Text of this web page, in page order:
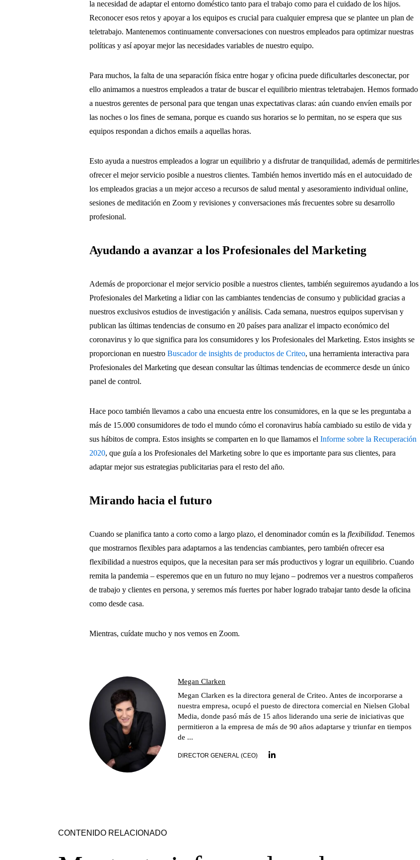
la necesidad de adaptar el entorno doméstico tanto para el trabajo como para el cuidado de los hijos.
Reconocer esos retos y apoyar a los equipos es crucial para cualquier empresa que se plantee un plan de
teletrabajo. Mantenemos continuamente conversaciones con nuestros empleados para optimizar nuestras
políticas y así apoyar mejor las necesidades variables de nuestro equipo.
Para muchos, la falta de una separación física entre hogar y oficina puede dificultarles desconectar, por
ello animamos a nuestros empleados a tratar de buscar el equilibrio mientras teletrabajen. Hemos formado
a nuestros gerentes de personal para que tengan unas expectativas claras: aún cuando envíen emails por
las noches o los fines de semana, porque es cuando sus horarios se lo permitan, no se espera que sus
equipos respondan a dichos emails a aquellas horas.
Esto ayuda a nuestros empleados a lograr un equilibrio y a disfrutar de tranquilidad, además de permitirles
ofrecer el mejor servicio posible a nuestros clientes. También hemos invertido más en el autocuidado de
los empleados gracias a un mejor acceso a recursos de salud mental y asesoramiento individual online,
sesiones de meditación en Zoom y revisiones y conversaciones más frecuentes sobre su desarrollo
profesional.
Ayudando a avanzar a los Profesionales del Marketing
Además de proporcionar el mejor servicio posible a nuestros clientes, también seguiremos ayudando a los
Profesionales del Marketing a lidiar con las cambiantes tendencias de consumo y publicidad gracias a
nuestros exclusivos estudios de investigación y análisis. Cada semana, nuestros equipos supervisan y
publican las últimas tendencias de consumo en 20 países para analizar el impacto económico del
coronavirus y lo que significa para los consumidores y los Profesionales del Marketing. Estos insights se
proporcionan en nuestroBuscador de insights de productos de Criteo, una herramienta interactiva para
Profesionales del Marketing que desean consultar las últimas tendencias de ecommerce desde un único
panel de control.
Hace poco también llevamos a cabo una encuesta entre los consumidores, en la que se les preguntaba a
más de 15.000 consumidores de todo el mundo cómo el coronavirus había cambiado su estilo de vida y
sus hábitos de compra. Estos insights se comparten en lo que llamamos elInforme sobre la Recuperación
2020, que guía a los Profesionales del Marketing sobre lo que es importante para sus clientes, para
adaptar mejor sus estrategias publicitarias para el resto del año.
Mirando hacia el futuro
Cuando se planifica tanto a corto como a largo plazo, el denominador común es laflexibilidad. Tenemos
que mostrarnos flexibles para adaptarnos a las tendencias cambiantes, pero también ofrecer esa
flexibilidad a nuestros equipos, que la necesitan para ser más productivos y lograr un equilibrio. Cuando
remita la pandemia – esperemos que en un futuro no muy lejano – podremos ver a nuestros compañeros
de trabajo y clientes en persona, y seremos más fuertes por haber logrado trabajar tanto desde la oficina
como desde casa.
Mientras, cuídate mucho y nos vemos en Zoom.
Megan Clarken
Megan Clarken es la directora general de Criteo. Antes de incorporarse a
nuestra empresa, ocupó el puesto de directora comercial en Nielsen Global
Media, donde pasó más de 15 años liderando una serie de iniciativas que
permitieron a la empresa de más de 90 años adaptarse y triunfar en tiempos
de ...
DIRECTOR GENERAL (CEO) LinkedIn link
CONTENIDO RELACIONADO